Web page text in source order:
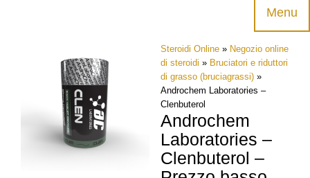
Menu
Steroidi Online» Negozio online
di steroidi » Bruciatori e riduttori
di grasso (bruciagrassi)»
Androchem Laboratories –
Clenbuterol
Androchem
Laboratories –
Clenbuterol –